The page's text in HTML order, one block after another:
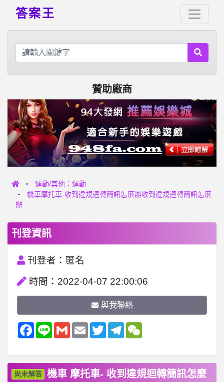
答案王
贊助廠商
運動/其他：運動
機車摩托車-收到違規迴轉簡訊怎麼辦收到違規迴轉簡訊怎麼
辦
刊登資訊
刊登者：匿名
時間：2022-04-07 22:00:06
與我聯絡
Facebook
Line GmailEmail TwitterTelegramWeChat
尚未解答
機車 摩托車- 收到違規迴轉簡訊怎麼